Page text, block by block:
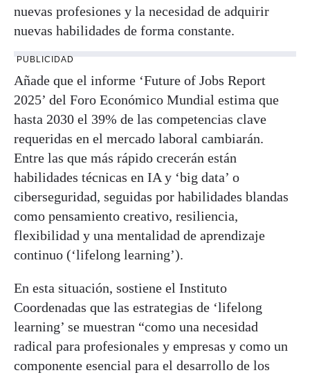
nuevas profesiones y la necesidad de adquirir
nuevas habilidades de forma constante.
PUBLICIDAD
Añade que el informe ‘Future of Jobs Report
2025’ del Foro Económico Mundial estima que
hasta 2030 el 39% de las competencias clave
requeridas en el mercado laboral cambiarán.
Entre las que más rápido crecerán están
habilidades técnicas en IA y ‘big data’ o
ciberseguridad, seguidas por habilidades blandas
como pensamiento creativo, resiliencia,
flexibilidad y una mentalidad de aprendizaje
continuo (‘lifelong learning’).
En esta situación, sostiene el Instituto
Coordenadas que las estrategias de ‘lifelong
learning’ se muestran “como una necesidad
radical para profesionales y empresas y como un
componente esencial para el desarrollo de los